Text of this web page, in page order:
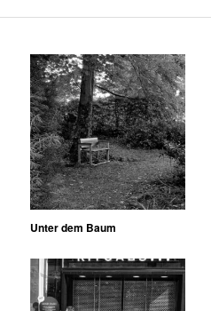
Unter dem Baum